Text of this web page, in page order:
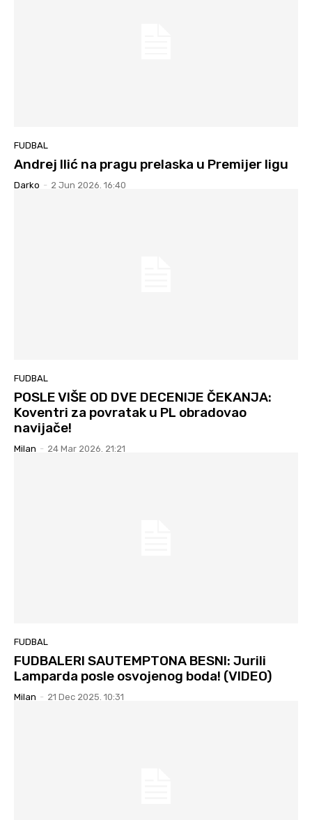
FUDBAL
Andrej Ilić na pragu prelaska u Premijer ligu
Darko - 2 Jun 2026. 16:40
FUDBAL
POSLE VIŠE OD DVE DECENIJE ČEKANJA:
Koventri za povratak u PL obradovao
navijače!
Milan - 24 Mar 2026. 21:21
FUDBAL
FUDBALERI SAUTEMPTONA BESNI: Jurili
Lamparda posle osvojenog boda! (VIDEO)
Milan - 21 Dec 2025. 10:31